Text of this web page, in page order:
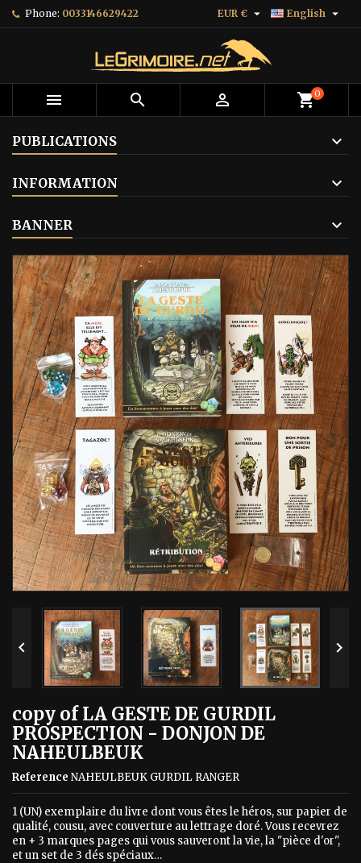
Phone: 0033146629422 English 
EUR € 
   shopping_cart0
PUBLICATIONS
INFORMATION
BANNER
 
copy of LA GESTE DE GURDIL
PROSPECTION - DONJON DE
NAHEULBEUK
Reference NAHEULBEUK GURDIL RANGER
1 (UN) exemplaire du livre dont vous êtes le héros, sur papier de
qualité, cousu, avec couverture au lettrage doré. Vous recevrez
en + 3 marques pages qui vous sauveront la vie, la "pièce d'or",
et un set de 3 dés spéciaux…